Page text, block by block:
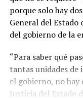
porque solo hay
General del Estado
del gobierno de la
“Para saber qué
tantas unidades de
el gobierno, no hay
Justicia del Estado